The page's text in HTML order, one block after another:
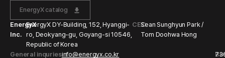
EnergyX catalog
EnergyX
Inc.
EnergyX DY-Building, 152, Hyanggi-
ro, Deokyang-gu, Goyang-si 10546,
Republic of Korea
CEOSean Sunghyun Park /
Tom Doohwa Hong
General inquriesinfo@energyx.co.kr